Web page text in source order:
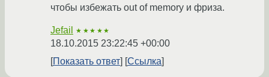
чтобы избежать out of memory и фриза.
Jefail ★★★★★
18.10.2015 23:22:45 +00:00
Показать ответ
Ссылка